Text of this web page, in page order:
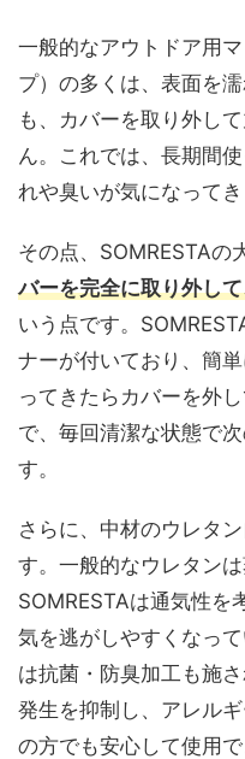
一般的なアウトドア用
プ）の多くは、表面を
も、カバーを取り外し
ん。これでは、長期間
れや臭いが気になってき
その点、SOMRESTAの
バーを完全に取り外し
いう点です。
ナーが付いており、簡
ってきたらカバーを外
で、毎回清潔な状態で
す。
さらに、中材のウレタ
す。一般的なウレタン
SOMRESTAは通気性を
気を逃がしやすくなっ
は抗菌・防臭加工も施
発生を抑制し、アレル
の方でも安心して使用